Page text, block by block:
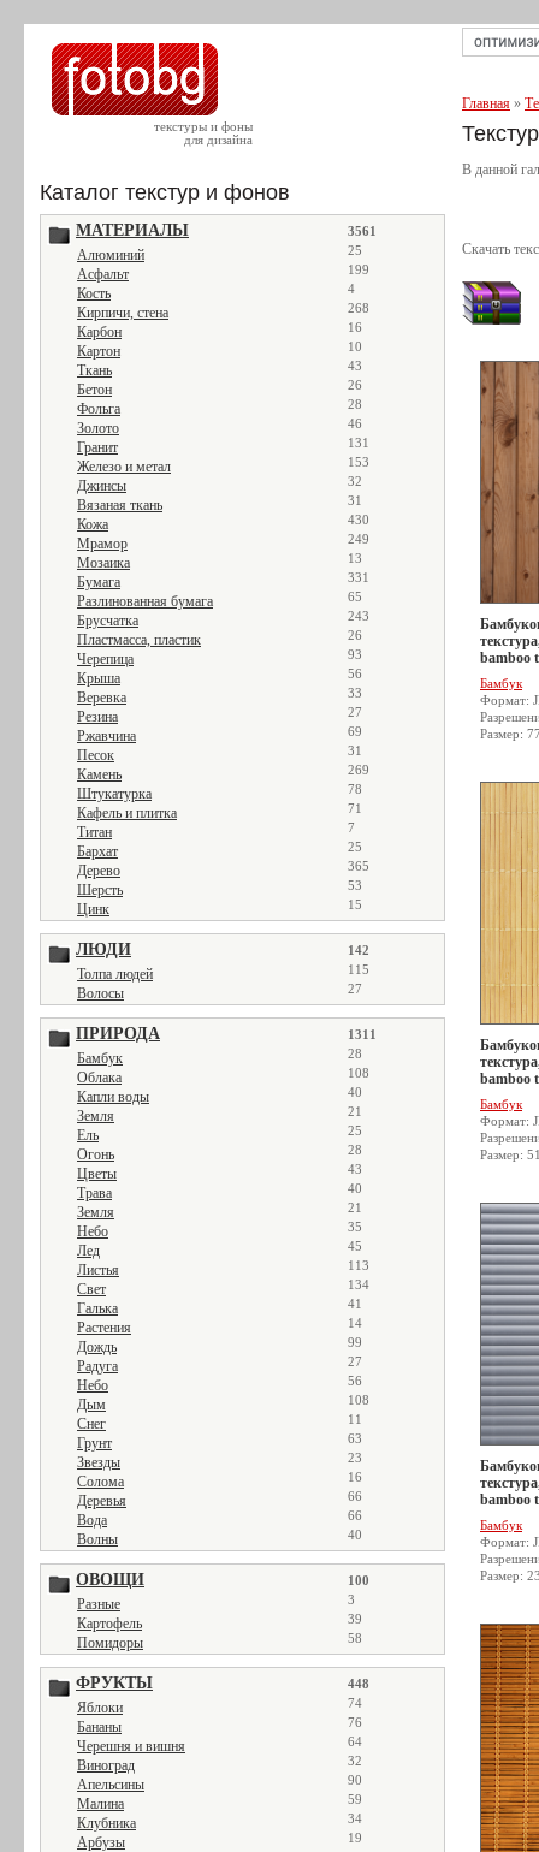
текстуры и фоны
для дизайна
Каталог текстур и фонов
МАТЕРИАЛЫ 3561
Алюминий 25
Асфальт 199
Кость 4
Кирпичи, стена 268
Карбон 16
Картон 10
Ткань 43
Бетон 26
Фольга 28
Золото 46
Гранит 131
Железо и метал 153
Джинсы 32
Вязаная ткань 31
Кожа 430
Мрамор 249
Мозаика 13
Бумага 331
Разлинованная бумага 65
Брусчатка 243
Пластмасса, пластик 26
Черепица 93
Крыша 56
Веревка 33
Резина 27
Ржавчина 69
Песок 31
Камень 269
Штукатурка 78
Кафель и плитка 71
Титан 7
Бархат 25
Дерево 365
Шерсть 53
Цинк 15
ЛЮДИ 142
Толпа людей 115
Волосы 27
ПРИРОДА 1311
Бамбук 28
Облака 108
Капли воды 40
Земля 21
Ель 25
Огонь 28
Цветы 43
Трава 40
Земля 21
Небо 35
Лед 45
Листья 113
Свет 134
Галька 41
Растения 14
Дождь 99
Радуга 27
Небо 56
Дым 108
Снег 11
Грунт 63
Звезды 23
Солома 16
Деревья 66
Вода 66
Волны 40
ОВОЩИ 100
Разные 3
Картофель 39
Помидоры 58
ФРУКТЫ 448
Яблоки 74
Бананы 76
Черешня и вишня 64
Виноград 32
Апельсины 90
Малина 59
Клубника 34
Арбузы 19
Главная »
В данной
Скачать
bamboo
Бамбук
Формат:
Размер:
bamboo
Бамбук
Формат:
Размер:
bamboo
Бамбук
Формат:
Размер: